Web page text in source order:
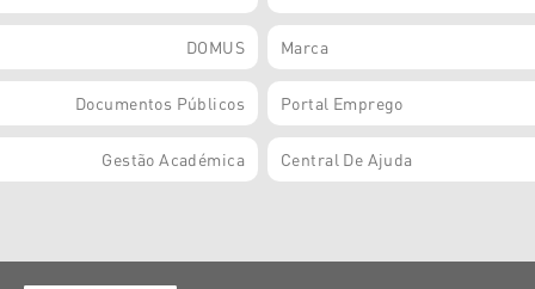
DOMUS Marca
Documentos Públicos Portal Emprego
Gestão Académica Central De Ajuda